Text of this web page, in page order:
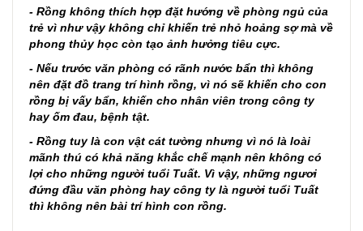
- Rồng không thích hợp đặt hướng về phòng ngủ của
trẻ vì như vậy không chỉ khiến trẻ nhỏ hoảng sợ mà về
phong thủy học còn tạo ảnh hưởng tiêu cực.
- Nếu trước văn phòng có rãnh nước bẩn thì không
nên đặt đồ trang trí hình rồng, vì nó sẽ khiến cho con
rồng bị vấy bẩn, khiến cho nhân viên trong công ty
hay ốm đau, bệnh tật.
- Rồng tuy là con vật cát tường nhưng vì nó là loài
mãnh thú có khả năng khắc chế mạnh nên không có
lợi cho những người tuổi Tuất. Vì vậy, những ngươi
đứng đầu văn phòng hay công ty là người tuổi Tuất
thì không nên bài trí hình con rồng.